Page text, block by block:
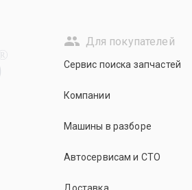
R
Для покупателей
Сервис поиска запчастей
Компании
Машины в разборе
Автосервисам и СТО